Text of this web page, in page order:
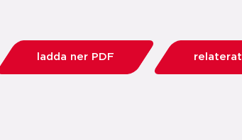
ladda ner PDF relaterat